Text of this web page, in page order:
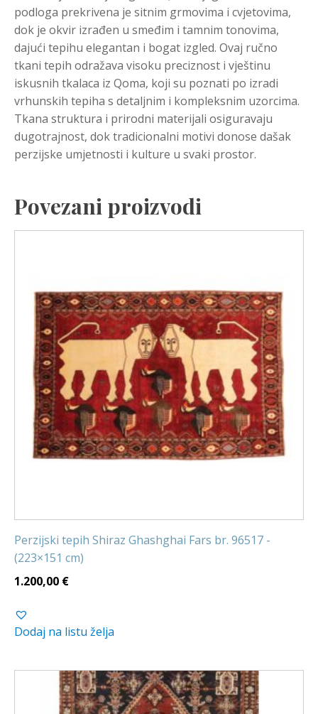
podloga prekrivena je sitnim grmovima i cvjetovima,
dok je okvir izrađen u smeđim i tamnim tonovima,
dajući tepihu elegantan i bogat izgled. Ovaj ručno
tkani tepih odražava visoku preciznost i vještinu
iskusnih tkalaca iz Qoma, koji su poznati po izradi
vrhunskih tepiha s detaljnim i kompleksnim uzorcima.
Tkana struktura i prirodni materijali osiguravaju
dugotrajnost, dok tradicionalni motivi donose dašak
perzijske umjetnosti i kulture u svaki prostor.
Povezani proizvodi
Perzijski tepih Shiraz Ghashghai Fars br. 96517 -
(223×151 cm)
1.200,00 €
Dodaj na listu želja